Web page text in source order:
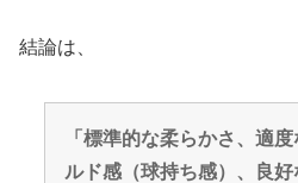
結論は、
「標準的な柔らかさ、適
ルド感（球持ち感）、良